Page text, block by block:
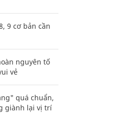
9 cơ bản cần
nguyên tố
vẻ
quá chuẩn,
giành lại vị trí